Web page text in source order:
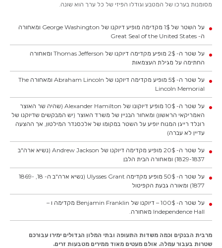
מסומנות בערכו של המטבע וגודלו הפיזי של כל ערך הוא שונה.
על השטר של 1$ מקדימה מופיע דיוקנו של George Washington ומאחורה
ה- Great Seal of the United States
על שטר ה- 2$ מופיע מקדימה דיוקנו של Thomas Jefferson ומאחורה
החתימה על מגילת העצמאות
על שטר ה- 5$ מופיע מקדימה דיוקנו של Abraham Lincoln ומאחורה The
Lincoln Memorial
על שטר ה- 10$ מופיע דיוקונו של Alexander Hamilton (שהיה שר האוצר
האמריקאי הראשון) ומאחור הבניין של משרד האוצר (יש המבקשים שדיוקנו של
רונלד רייגן המנוח יופיע על השטר במקומו של אלכסנדר המילטון, אך ההצעה
עדיין לא עברה)
על שטר ה- 20$ מופיע מקדימה דיוקנו של Andrew Jackson (נשיא ארה"ב
1829-1837) ומאחורה הבית הלבן
על שטר ה- 50$ מופיע מקדימה Ulysses Grant (נשיא ארה"ב ה- 18, 1869-
1877) ומאורה גבעת הקפיטול
על שטר ה- 100$ – דיוקנו של Benjamin Franklin מקדימה ו –
Independence Hall מאחורה.
מרבית הבנקים וכמה משדות התעופה ובתי המלון הגדולים ימירו עבורכם
שטרות בעבור עמלה. אולם מעטים מאוד ממירים מטבעות זרים.